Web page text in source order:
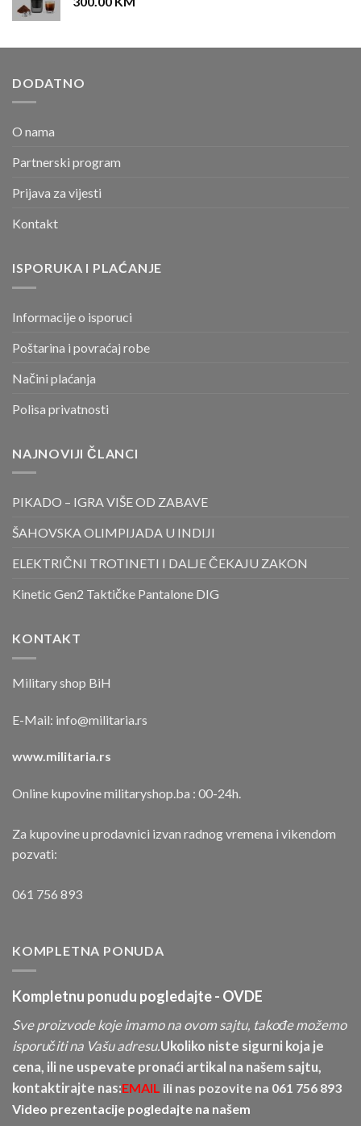
DODATNO
O nama
Partnerski program
Prijava za vijesti
Kontakt
ISPORUKA I PLAĆANJE
Informacije o isporuci
Poštarina i povraćaj robe
Načini plaćanja
Polisa privatnosti
NAJNOVIJI ČLANCI
PIKADO – IGRA VIŠE OD ZABAVE
ŠAHOVSKA OLIMPIJADA U INDIJI
ELEKTRIČNI TROTINETI I DALJE ČEKAJU ZAKON
Kinetic Gen2 Taktičke Pantalone DIG
KONTAKT
Military shop BiH
E-Mail: info@militaria.rs
www.militaria.rs
Online kupovine militaryshop.ba : 00-24h.
Za kupovine u prodavnici izvan radnog vremena i vikendom
pozvati:
061 756 893
KOMPLETNA PONUDA
Kompletnu ponudu pogledajte - OVDE
Sve proizvode koje imamo na ovom sajtu, takođe možemo
isporučiti na Vašu adresu.Ukoliko niste sigurni koja je
cena, ili ne uspevate pronaći artikal na našem sajtu,
kontaktirajte nas:EMAIL ili nas pozovite na 061 756 893
Video prezentacije pogledajte na našem